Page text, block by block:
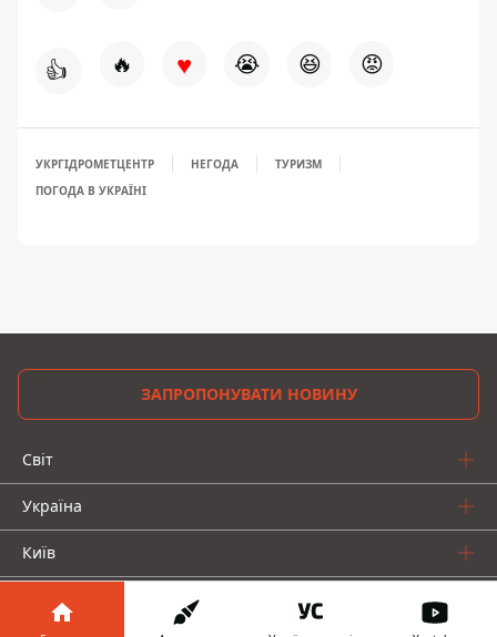
👍 🔥 ♥ 😭 😆 😡
УКРГІДРОМЕТЦЕНТР НЕГОДА
ТУРИЗМ
ПОГОДА В УКРАЇНІ
ЗАПРОПОНУВАТИ НОВИНУ
Світ
Україна
Київ
Регіони